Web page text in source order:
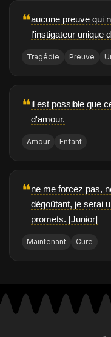
❝aucune preuve qui
l'instigateur unique
Tragédie Preuve
❝il est possible que
d'amour.
Amour Enfant
❝ne me forcez pas,
dégoûtant, je serai
promets. [Junior]
Maintenant Cure